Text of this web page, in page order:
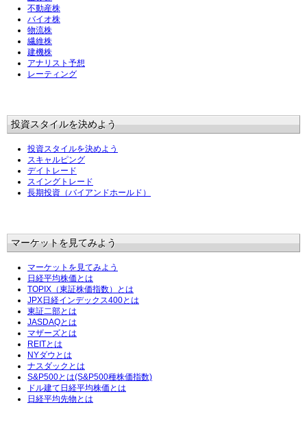
不動産株
バイオ株
物流株
繊維株
建機株
アナリスト予想
レーティング
投資スタイルを決めよう
投資スタイルを決めよう
スキャルピング
デイトレード
スイングトレード
長期投資（バイアンドホールド）
マーケットを見てみよう
マーケットを見てみよう
日経平均株価とは
TOPIX（東証株価指数）とは
JPX日経インデックス400とは
東証二部とは
JASDAQとは
マザーズとは
REITとは
NYダウとは
ナスダックとは
S&P500とは(S&P500種株価指数)
ドル建て日経平均株価とは
日経平均先物とは